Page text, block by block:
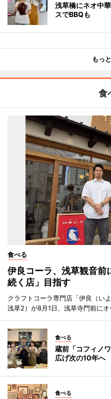
浅草橋にネオ中
スでBBQも
もっ
食
食べる
伊良コーラ、浅草観音
続く店」目指す
クラフトコーラ専門店「伊良（い
浅草2）が8月1日、浅草寺門前にオ
食べる
蔵前「コフィノ
広げ次の10年へ
食べる